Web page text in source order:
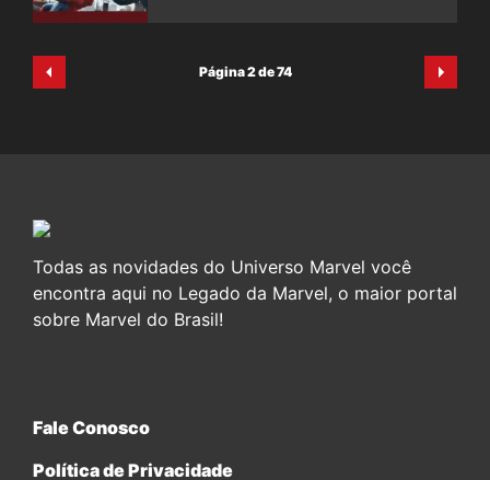
Página 2 de 74
Todas as novidades do Universo Marvel você
encontra aqui no Legado da Marvel, o maior portal
sobre Marvel do Brasil!
Fale Conosco
Política de Privacidade